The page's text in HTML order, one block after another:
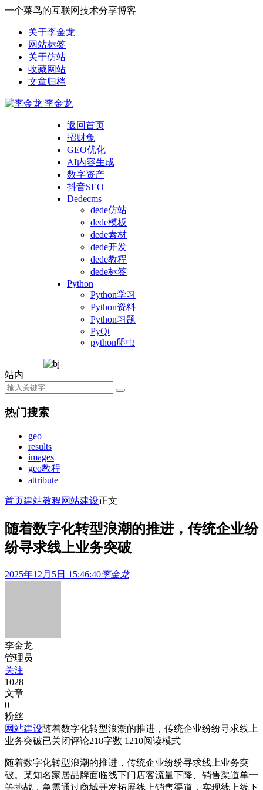
一个菜鸟的互联网技术分享博客
关于李金龙
网站标签
关于仿站
收藏网站
文章归档
李金龙
返回首页
招财兔
GEO优化
AI内容生成
数字资产
抖音SEO
Dedecms
dede仿站
dede模板
dede素材
dede开发
dede教程
dede标签
Python
Python学习
Python资料
Python习题
PyQt
python爬虫
站内
热门搜索
geo
results
images
geo教程
attribute
首页建站教程网站建设正文
随着数字化转型浪潮的推进，传统企业纷
纷寻求线上业务突破
2025年12月5日 15:46:40李金龙
李金龙
管理员
关注
1028
文章
0
粉丝
网站建设随着数字化转型浪潮的推进，传统企业纷纷寻求线上
业务突破已关闭评论218字数 1210阅读模式
随着数字化转型浪潮的推进，传统企业纷纷寻求线上业务突
破。某知名家居品牌面临线下门店客流量下降、销售渠道单一
等挑战，急需通过商城开发拓展线上销售渠道，实现线上线下